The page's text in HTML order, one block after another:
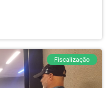
Fiscalização